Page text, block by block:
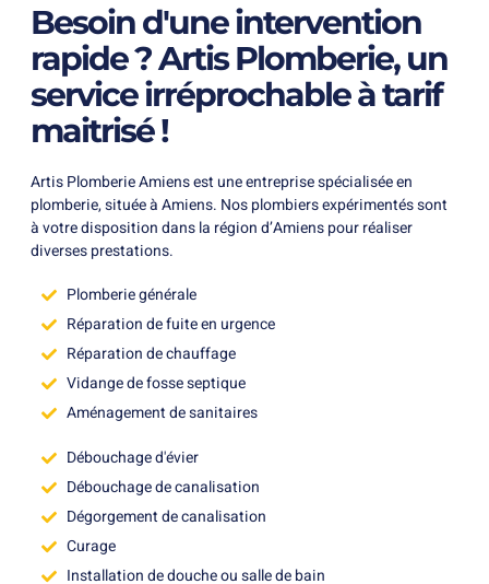
Besoin d'une intervention
rapide ? Artis Plomberie, un
service irréprochable à tarif
maitrisé !
Artis Plomberie Amiens est une entreprise spécialisée en
plomberie, située à Amiens. Nos plombiers expérimentés sont
à votre disposition dans la région d’Amiens pour réaliser
diverses prestations.
Plomberie générale
Réparation de fuite en urgence
Réparation de chauffage
Vidange de fosse septique
Aménagement de sanitaires
Débouchage d'évier
Débouchage de canalisation
Dégorgement de canalisation
Curage
Installation de douche ou salle de bain